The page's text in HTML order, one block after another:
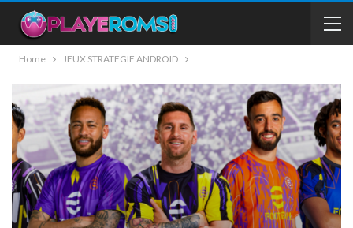
Home JEUX STRATEGIE ANDROID